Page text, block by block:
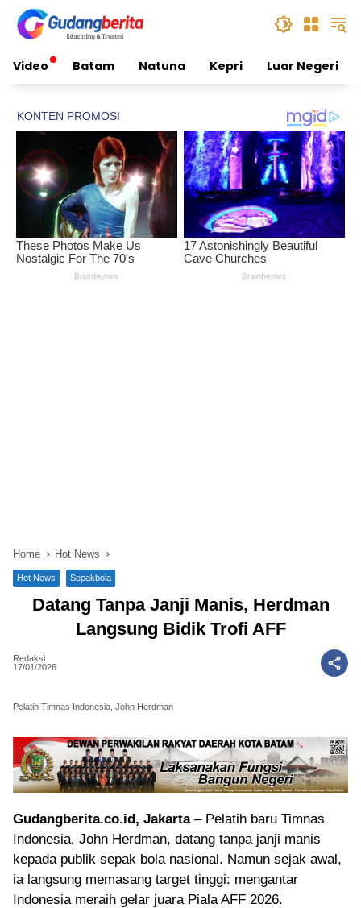
content
Video Batam Natuna Kepri Luar Negeri
Home Hot News
Hot News Sepakbola
Datang Tanpa Janji Manis, Herdman
Langsung Bidik Trofi AFF
Redaksi
17/01/2026
Pelatih Timnas Indonesia, John Herdman
Gudangberita.co.id, Jakarta– Pelatih baru Timnas
Indonesia, John Herdman, datang tanpa janji manis
kepada publik sepak bola nasional. Namun sejak awal,
ia langsung memasang target tinggi: mengantar
Indonesia meraih gelar juara Piala AFF 2026.